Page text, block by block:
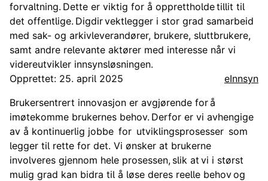
forvaltning. Dette er viktig for å opprettholde tillit til
det offentlige. Digdir vektlegger i stor grad samarbeid
med sak- og arkivleverandører, brukere, sluttbrukere,
samt andre relevante aktører med interesse når vi
videreutvikler innsynsløsningen.
Opprettet: 25. april 2025
eInnsyn
Brukersentrert innovasjon er avgjørende for å
imøtekomme brukernes behov. Derfor er vi avhengige
av å kontinuerlig jobbe for utviklingsprosesser som
legger til rette for det. Vi ønsker at brukerne
involveres gjennom hele prosessen, slik at vi i størst
mulig grad kan bidra til å løse deres reelle behov og